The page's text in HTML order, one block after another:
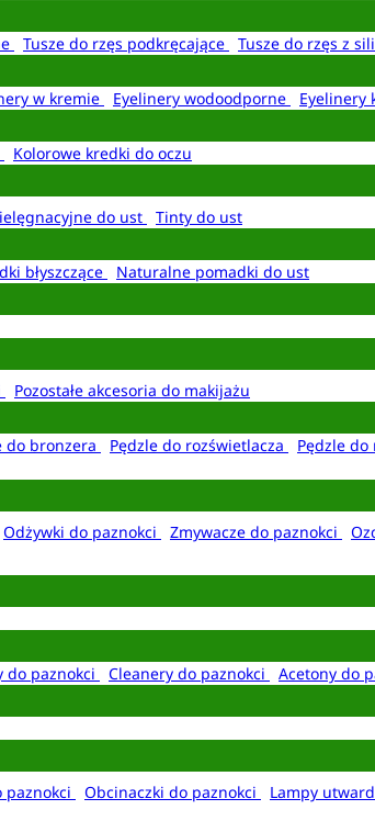
Tusze do rzęs podkręcające Tusze do rzęs z
w kremie Eyelinery wodoodporne
Eyelinery
Kolorowe kredki do oczu
do ust
Tinty do ust
błyszczące
Naturalne pomadki do ust
Pozostałe akcesoria do makijażu
do bronzera Pędzle do rozświetlacza Pędzle do
Odżywki do paznokci Zmywacze do paznokci
do paznokci Cleanery do paznokci
Acetony do
paznokci Obcinaczki do paznokci Lampy